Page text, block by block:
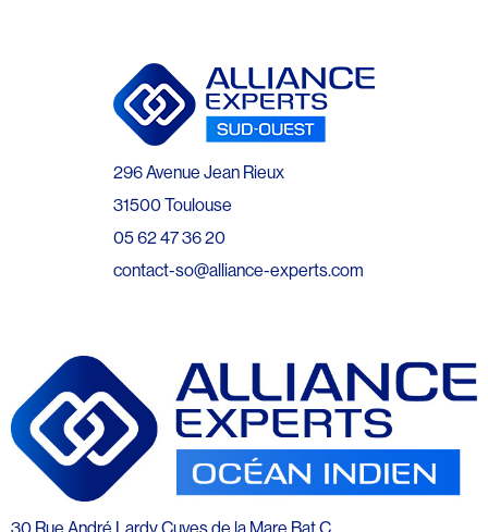
296 Avenue Jean Rieux
31500 Toulouse
05 62 47 36 20
contact-so@alliance-experts.com